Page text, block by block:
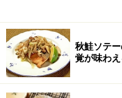
秋鮭ソテ
覚が味わえ